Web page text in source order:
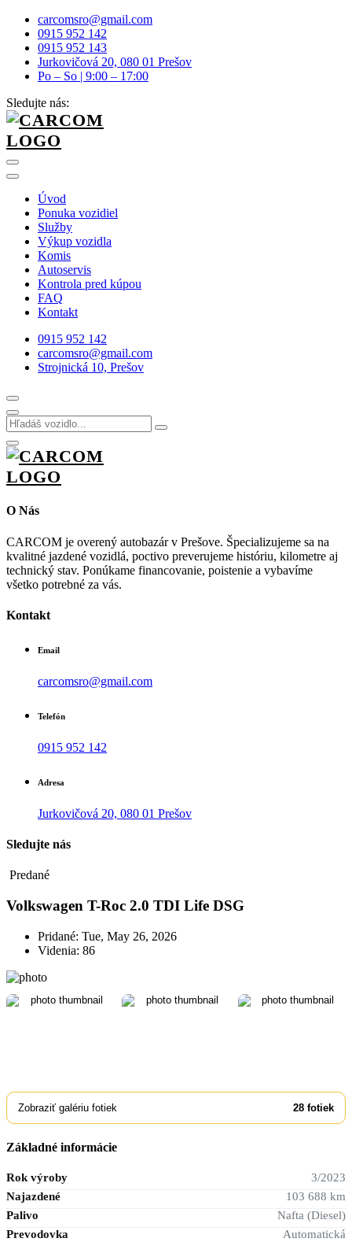
carcomsro@gmail.com
0915 952 142
0915 952 143
Jurkovičová 20, 080 01 Prešov
Po – So | 9:00 – 17:00
Sledujte nás:
Úvod
Ponuka vozidiel
Služby
Výkup vozidla
Komis
Autoservis
Kontrola pred kúpou
FAQ
Kontakt
0915 952 142
carcomsro@gmail.com
Strojnická 10, Prešov
O Nás
CARCOM je overený autobazár v Prešove. Špecializujeme sa na
kvalitné jazdené vozidlá, poctivo preverujeme históriu, kilometre aj
technický stav. Ponúkame financovanie, poistenie a vybavíme
všetko potrebné za vás.
Kontakt
Email
carcomsro@gmail.com
Telefón
0915 952 142
Adresa
Jurkovičová 20, 080 01 Prešov
Sledujte nás
Predané
Volkswagen T-Roc 2.0 TDI Life DSG
Pridané: Tue, May 26, 2026
Videnia: 86
Zobraziť galériu fotiek 28 fotiek
Základné informácie
Rok výroby
3/2023
Najazdené
103 688 km
Palivo
Nafta (Diesel)
Prevodovka
Automatická